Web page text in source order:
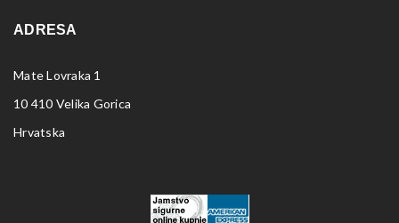
ADRESA
Mate Lovraka 1
10 410 Velika Gorica
Hrvatska